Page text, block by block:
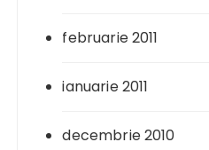
februarie 2011
ianuarie 2011
decembrie 2010